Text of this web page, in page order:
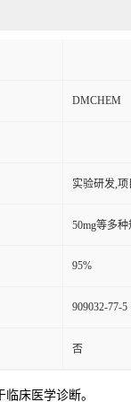
DMCHEM
实验研发,项
50mg等多
95%
909032-77-5
否
床医学诊断。